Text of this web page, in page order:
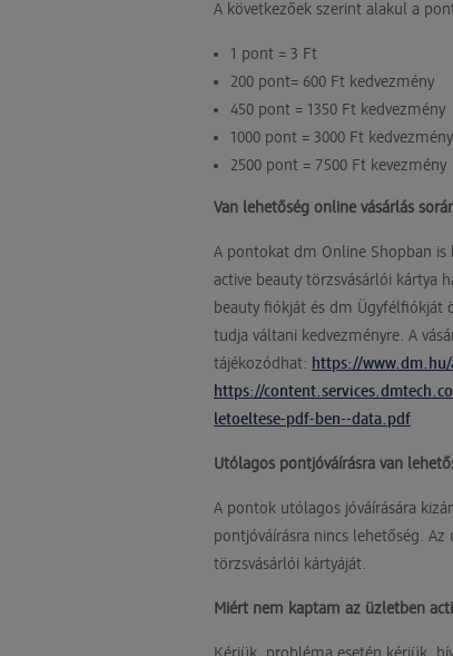
A következőek szerint alakul a
1 pont = 3 Ft
200 pont= 600 Ft kedvezmény
450 pont = 1350 Ft kedvezmény
1000 pont = 3000 Ft kedvezmény
2500 pont = 7500 Ft kevezmény
Van lehetőség online vásárlás
A pontokat dm Online Shopban is
active beauty törzsvásárlói kártya
beauty fiókját és dm Ügyfélfiókját
tudja váltani kedvezményre. A
tájékozódhat: https://www.dm.hu/
https://
letoeltese-pdf-ben--data.pdf
Utólagos pontjóváírásra van
A pontok utólagos jóváírására
pontjóváírásra nincs lehetőség.
törzsvásárlói kártyáját.
Miért nem kaptam az üzletben
Kérjük, probléma esetén kérjük,